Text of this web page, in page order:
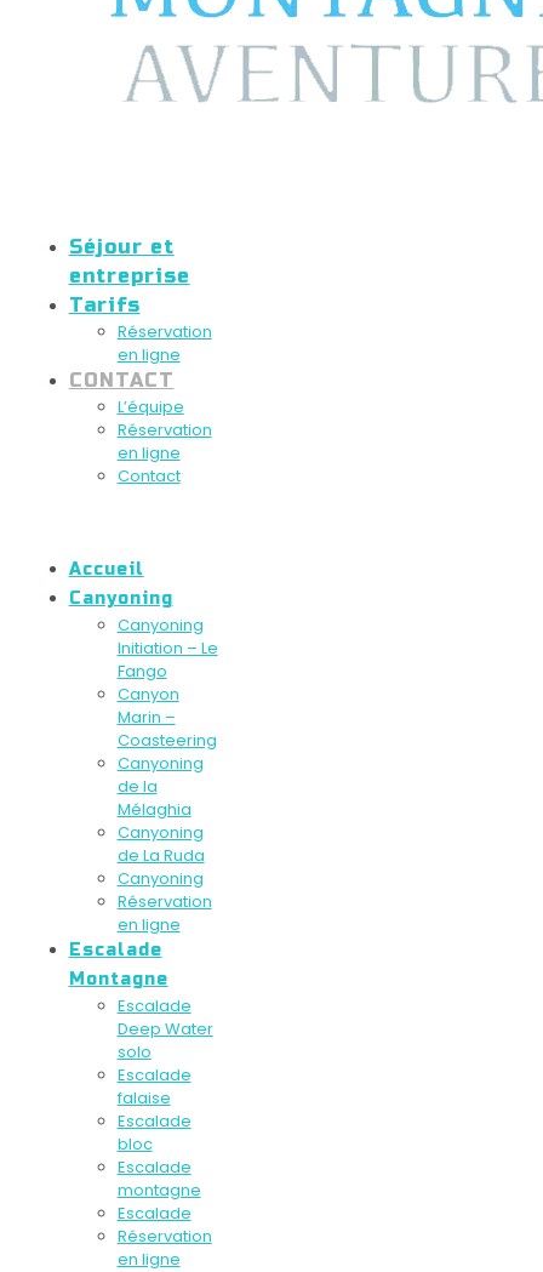
Séjour et
entreprise
Tarifs
Réservation
en ligne
CONTACT
L’équipe
Réservation
en ligne
Contact
Accueil
Canyoning
Canyoning
Initiation – Le
Fango
Canyon
Marin –
Coasteering
Canyoning
de la
Mélaghia
Canyoning
de La Ruda
Canyoning
Réservation
en ligne
Escalade
Montagne
Escalade
Deep Water
solo
Escalade
falaise
Escalade
bloc
Escalade
montagne
Escalade
Réservation
en ligne